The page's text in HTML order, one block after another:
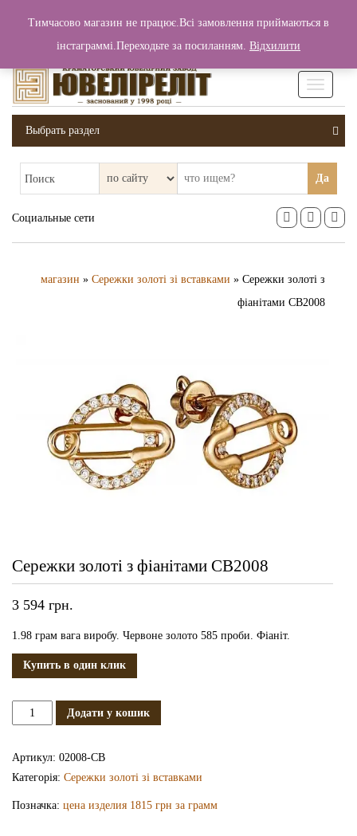
Вход / Регистрация 0 грн.
Выбрать раздел
Поиск Да
Социальные сети
магазин » Сережки золоті зі вставками » Сережки золоті з
фіанітами СВ2008
Сережки золоті з фіанітами СВ2008
3 594 грн.
1.98 грам вага виробу. Червоне золото 585 проби. Фіаніт.
Купить в один клик
Сережки
кількість
Додати у кошик
Артикул: 02008-СВ
Категорія: Сережки золоті зі вставками
Позначка: цена изделия 1815 грн за грамм
Тимчасово магазин не працює.Всі замовлення приймаються в
інстаграммі.Переходьте за посиланням. Відхилити